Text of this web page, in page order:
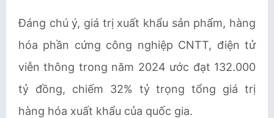
Ðáng chú ý, giá trị xuất khẩu sản phẩm, hàng
hóa phần cứng công nghiệp CNTT, điện tử
viễn thông trong năm 2024 ước đạt 132.000
tỷ đồng, chiếm 32% tỷ trọng tổng giá trị
hàng hóa xuất khẩu của quốc gia.